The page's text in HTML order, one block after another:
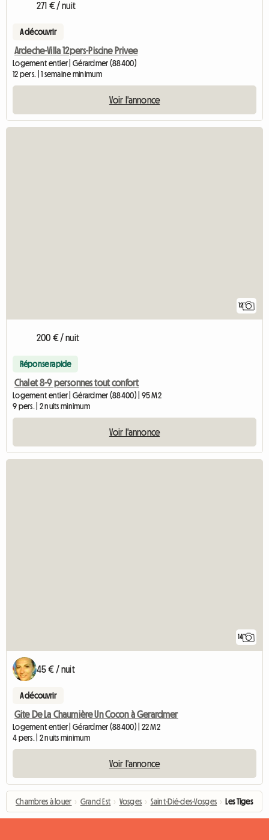
271 € / nuit
A découvrir
Ardeche-Villa 12pers-Piscine Privee
Logement entier | Gérardmer (88400)
12 pers. | 1 semaine minimum
Voir l'annonce
12
200 € / nuit
Réponse rapide
Chalet 8-9 personnes tout confort
Logement entier | Gérardmer (88400) | 95 M2
9 pers. | 2 nuits minimum
Voir l'annonce
14
45 € / nuit
A découvrir
Gite De La Chaumière Un Cocon à Gerardmer
Logement entier | Gérardmer (88400) | 22 M2
4 pers. | 2 nuits minimum
Voir l'annonce
Chambres à louer › Grand Est › Vosges › Saint-Dié-des-Vosges › Les Tiges